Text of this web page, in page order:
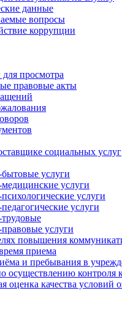
данные
вопросы
коррупции
просмотра
правовые акты
социальных услуг
услуги
услуги
услуги
услуги
услуги
повышения
приема
и пребывания в
осуществлению контроля
оценка качества условий